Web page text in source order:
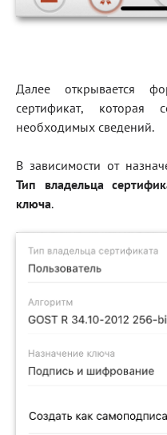
Далее открывается
сертификат,
необходимых сведений.
В зависимости от
Тип владельца
ключа.